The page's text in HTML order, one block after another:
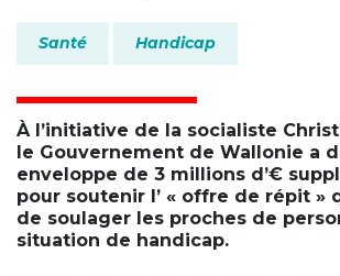
Santé Handicap
À l’initiative de la socialiste
le Gouvernement de Wallonie a
enveloppe de 3 millions d’€
pour soutenir l’ « offre de répit »
de soulager les proches de
situation de handicap.